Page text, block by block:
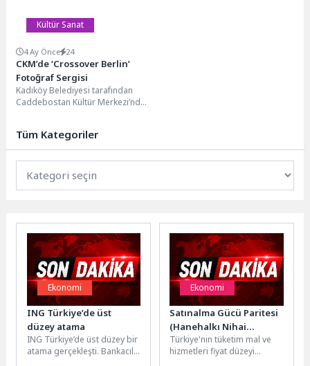
Kültür Sanat
4 Ay Önce 24
CKM’de ‘Crossover Berlin’
Fotoğraf Sergisi
Kadıköy Belediyesi tarafından
Caddebostan Kültür Merkezi’nde
buluşuyor. Berlin ve...
Tüm Kategoriler
Ekonomi
ING Türkiye’de üst
düzey atama
ING Türkiye’de üst düzey bir
atama gerçekleşti. Bankacılık
Ekonomi
Satınalma Gücü Paritesi
(Hanehalkı Nihai
Tüketim Harcamaları),
2025
Türkiye'nin tüketim mal ve
hizmetleri fiyat düzeyi